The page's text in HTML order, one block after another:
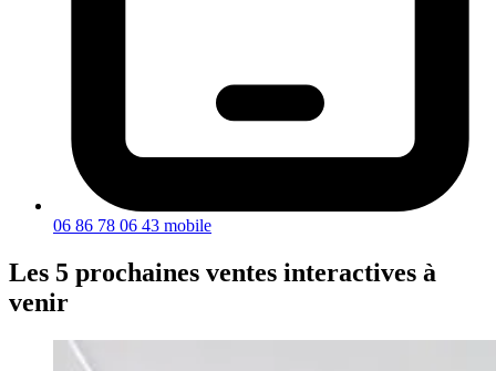
06 86 78 06 43 mobile
Les 5 prochaines ventes interactives à
venir